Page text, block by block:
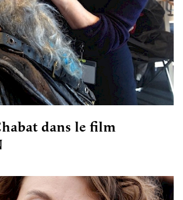
dans le film